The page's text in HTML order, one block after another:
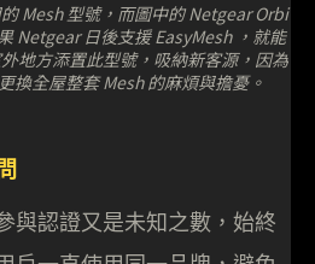
Mesh 型號，而圖中的 Netgear Orbi
Netgear 日後支援 EasyMesh ，就能
地方添置此型號，吸納新客源，因為
換全屋整套 Mesh 的麻煩與擔憂。
與認證又是未知之數，始終